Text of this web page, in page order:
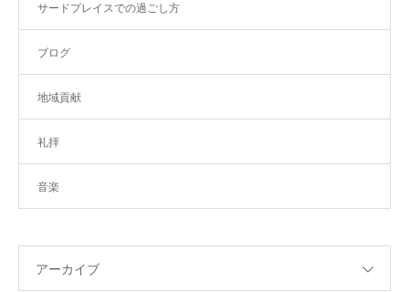
サードプレイスでの過ごし方
ブログ
地域貢献
礼拝
音楽
アーカイブ